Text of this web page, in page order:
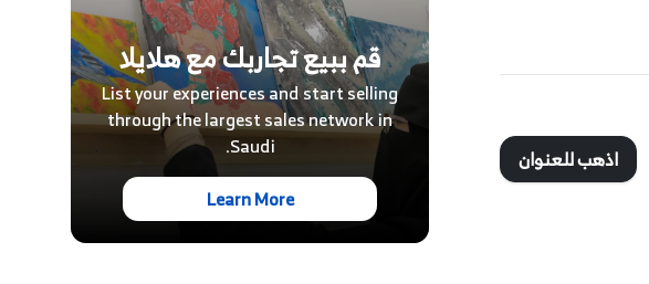
اذهب للعنوان
قم ببيع تجاربك مع هلايلا
List your experiences and start selling
through the largest sales network in
Saudi.
Learn More